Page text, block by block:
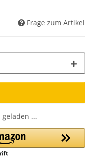
Frage zum Artikel
...